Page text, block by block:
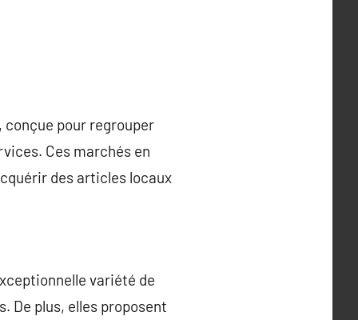
pour regrouper
Ces marchés en
des articles locaux
variété de
De plus, elles proposent